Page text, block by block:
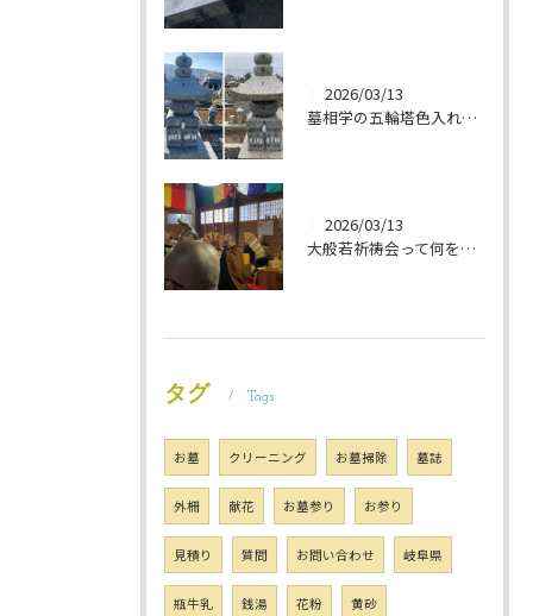
2026/03/13
墓相学の五輪塔色入れ 岐阜のお墓掃除屋「磨き専隊」です
2026/03/13
大般若祈祷会って何をするの？ 岐阜のお墓掃除屋「磨き専隊」です
タグ Tags
お墓 クリーニング お墓掃除 墓誌
外柵 献花 お墓参り お参り
見積り 質問 お問い合わせ 岐阜県
瓶牛乳 銭湯 花粉 黄砂